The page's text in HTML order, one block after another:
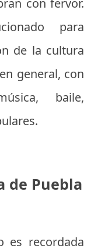
con fervor.
para
de la cultura
general, con
baile,
de Puebla
es recordada